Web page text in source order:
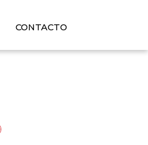
CONTACTO